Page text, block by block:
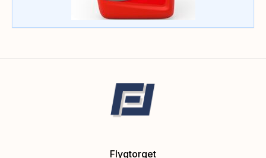
Flygtorget